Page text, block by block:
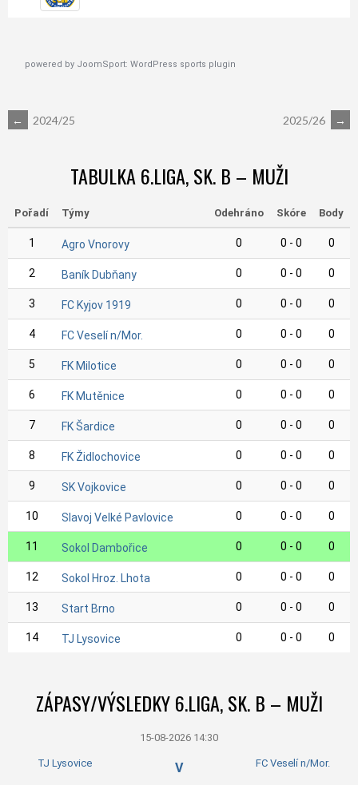
powered by JoomSport: WordPress sports plugin
POST
NAVIGATION
← 2024/25 2025/26 →
TABULKA 6.LIGA, SK. B – MUŽI
Pořadí Týmy Odehráno Skóre Body
1 Agro Vnorovy 0 0 - 0 0
2 Baník Dubňany 0 0 - 0 0
3 FC Kyjov 1919 0 0 - 0 0
4 FC Veselí n/Mor. 0 0 - 0 0
5 FK Milotice 0 0 - 0 0
6 FK Mutěnice 0 0 - 0 0
7 FK Šardice 0 0 - 0 0
8 FK Židlochovice 0 0 - 0 0
9 SK Vojkovice 0 0 - 0 0
10 Slavoj Velké Pavlovice 0 0 - 0 0
11 Sokol Dambořice 0 0 - 0 0
12 Sokol Hroz. Lhota 0 0 - 0 0
13 Start Brno 0 0 - 0 0
14 TJ Lysovice 0 0 - 0 0
ZÁPASY/VÝSLEDKY 6.LIGA, SK. B – MUŽI
15-08-2026 14:30
TJ Lysovice V FC Veselí n/Mor.